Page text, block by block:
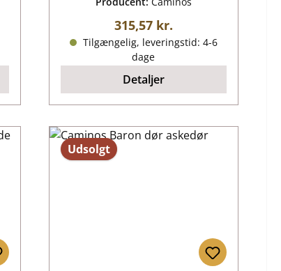
Almindelig pris:
315,57 kr.
Tilgængelig, leveringstid: 4-6
dage
Detaljer
Udsolgt